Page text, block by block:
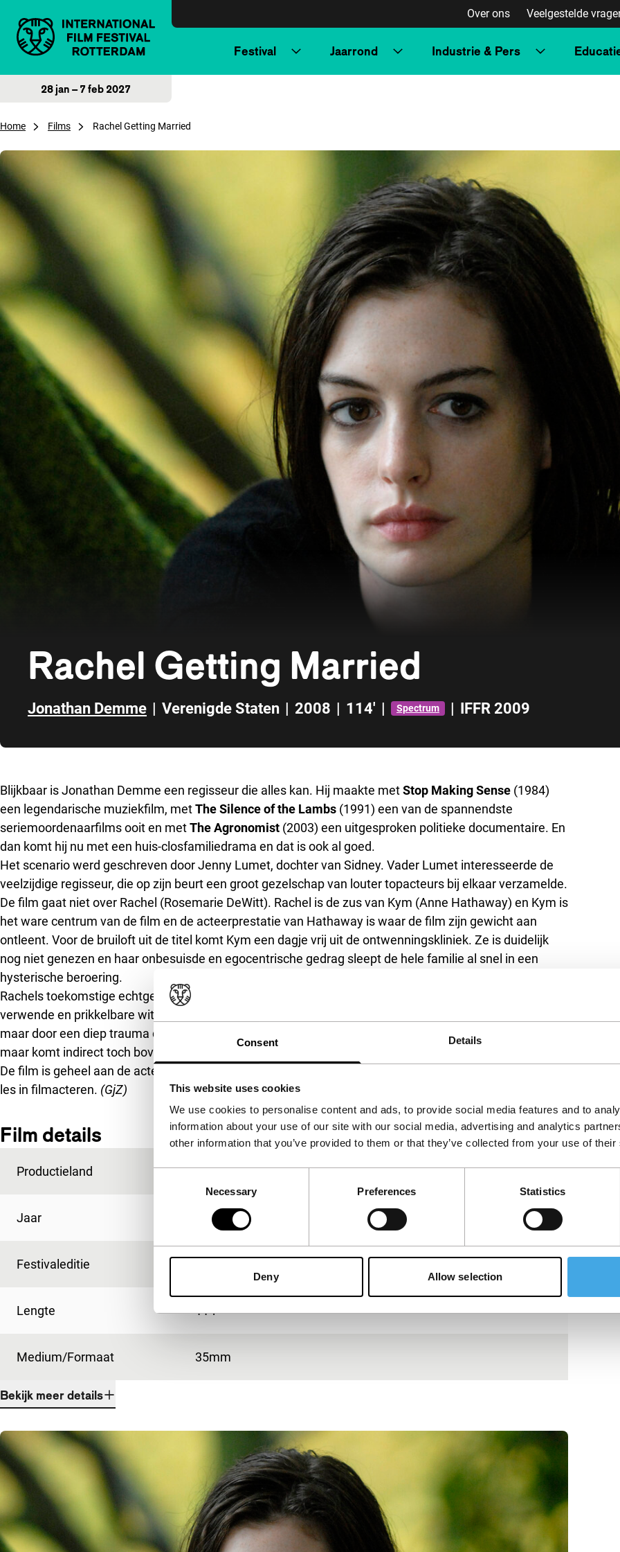
Consent Details
This website uses cookies
We use cookies to personalise content and ads, to provide social media features and to
information about your use of our site with our social media, advertising and analytics
other information that you’ve provided to them or that they’ve collected from your use of
Necessary Preferences Statistics
Deny Allow selection
Over ons Veelgestelde
Festival Jaarrond Industrie & Pers
28 jan – 7 feb 2027
Home Films Rachel Getting Married
Rachel Getting Married
Jonathan Demme | Verenigde Staten | 2008 | 114' | Spectrum | IFFR 2009
Blijkbaar is Jonathan Demme een regisseur die alles kan. Hij maakte metStop Making Sense (1984)
een legendarische muziekfilm, metThe Silence of the Lambs (1991) een van de spannendste
seriemoordenaarfilms ooit en metThe Agronomist (2003) een uitgesproken politieke documentaire. En
dan komt hij nu met een huis-closfamiliedrama en dat is ook al goed.
Het scenario werd geschreven door Jenny Lumet, dochter van Sidney. Vader Lumet interesseerde de
veelzijdige regisseur, die op zijn beurt een groot gezelschap van louter topacteurs bij elkaar verzamelde.
De film gaat niet over Rachel (Rosemarie DeWitt). Rachel is de zus van Kym (Anne Hathaway) en Kym is
het ware centrum van de film en de acteerprestatie van Hathaway is waar de film zijn gewicht aan
ontleent. Voor de bruiloft uit de titel komt Kym een dagje vrij uit de ontwenningskliniek. Ze is duidelijk
nog niet genezen en haar onbesuisde en egocentrische gedrag sleept de hele familie al snel in een
hysterische beroering.
Rachels toekomstige echtgenoot is een zwarte man. Zijn hele familie doet manmoedig gewoon in de
verwende en prikkelbare witte omgeving. De echte tragiek wordt niet gevormd door een junkiezus,
maar door een diep trauma dat onder dun ijs in de familie wordt weggestopt. Veel blijft onuitgesproken,
maar komt indirect toch boven water.
De film is geheel aan de acteurs. De camera volgt soepel en dienstbaar, wat op zich weer verbluft. Een
les in filmacteren. (GjZ)
Film details
Productieland Verenigde Staten
Jaar 2008
Festivaleditie
Lengte 114'
Medium/Formaat 35mm
Bekijk meer details